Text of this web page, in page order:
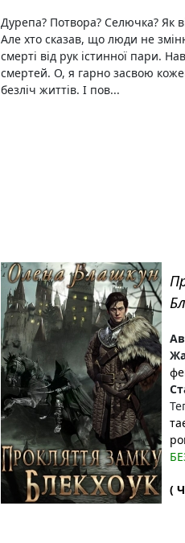
Дурепа? Потвора? Селючка? Як
Але хто сказав, що люди не
смерті від рук істинної пари.
смертей. О, я гарно засвою
безліч життів. І пов...
(